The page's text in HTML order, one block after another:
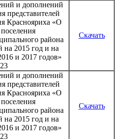
и дополнений
представителей
Краснояриха «О
района
2015 год и на
и 2017 годов»
Скачать
и дополнений
представителей
Краснояриха «О
района
2015 год и на
и 2017 годов»
Скачать